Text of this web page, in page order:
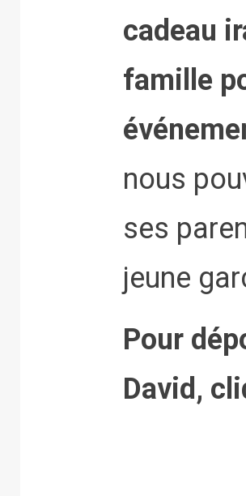
cadeau
famille
nous
ses
jeune
Pour
David,